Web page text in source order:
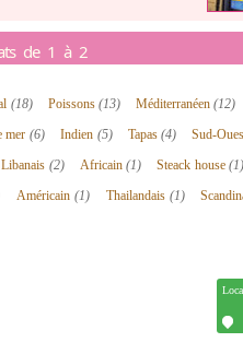
de 1 à 2
(18) Poissons(13) Méditerranéen(12)
mer(6) Indien (5) Tapas(4) Sud-
Libanais (2) Africain(1) Steack house(1)
Américain (1) Thailandais (1)